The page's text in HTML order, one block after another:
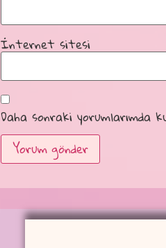
İnternet sitesi
Daha sonraki yorumlarımda
Alternative: